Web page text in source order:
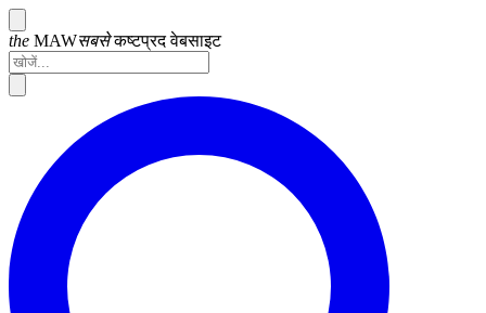
the MAWसबसे कष्टप्रदवेबसाइट